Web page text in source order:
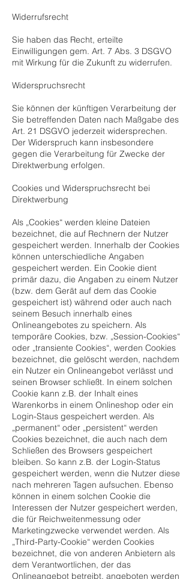
Widerrufsrecht
Sie haben das Recht, erteilte
Einwilligungen gem. Art. 7 Abs. 3 DSGVO
mit Wirkung für die Zukunft zu widerrufen.
Widerspruchsrecht
Sie können der künftigen Verarbeitung der
Sie betreffenden Daten nach Maßgabe des
Art. 21 DSGVO jederzeit widersprechen.
Der Widerspruch kann insbesondere
gegen die Verarbeitung für Zwecke der
Direktwerbung erfolgen.
Cookies und Widerspruchsrecht bei
Direktwerbung
Als „Cookies“ werden kleine Dateien
bezeichnet, die auf Rechnern der Nutzer
gespeichert werden. Innerhalb der Cookies
können unterschiedliche Angaben
gespeichert werden. Ein Cookie dient
primär dazu, die Angaben zu einem Nutzer
(bzw. dem Gerät auf dem das Cookie
gespeichert ist) während oder auch nach
seinem Besuch innerhalb eines
Onlineangebotes zu speichern. Als
temporäre Cookies, bzw. „Session-Cookies“
oder „transiente Cookies“, werden Cookies
bezeichnet, die gelöscht werden, nachdem
ein Nutzer ein Onlineangebot verlässt und
seinen Browser schließt. In einem solchen
Cookie kann z.B. der Inhalt eines
Warenkorbs in einem Onlineshop oder ein
Login-Staus gespeichert werden. Als
„permanent“ oder „persistent“ werden
Cookies bezeichnet, die auch nach dem
Schließen des Browsers gespeichert
bleiben. So kann z.B. der Login-Status
gespeichert werden, wenn die Nutzer diese
nach mehreren Tagen aufsuchen. Ebenso
können in einem solchen Cookie die
Interessen der Nutzer gespeichert werden,
die für Reichweitenmessung oder
Marketingzwecke verwendet werden. Als
„Third-Party-Cookie“ werden Cookies
bezeichnet, die von anderen Anbietern als
dem Verantwortlichen, der das
Onlineangebot betreibt, angeboten werden